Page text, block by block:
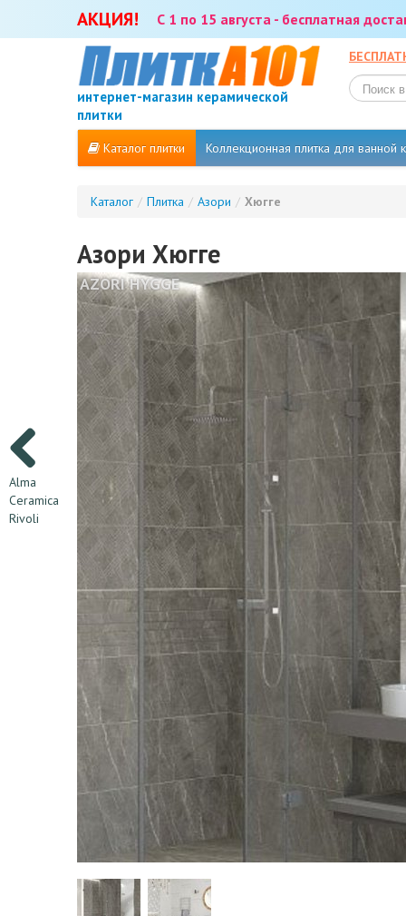
АКЦИЯ! С 1 по 15 августа - бесплатная
интернет-магазин керамической
плитки
Каталог плитки Коллекционная плитка для ванной
Каталог / Плитка / Азори / Хюгге
Alma
Ceramica
Rivoli
Азори Хюгге
AZORI HYGGE